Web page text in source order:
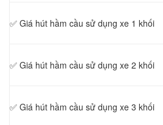
✅ Giá hút hầm cầu sử dụng xe 1 khối
✅ Giá hút hầm cầu sử dụng xe 2 khối
✅ Giá hút hầm cầu sử dụng xe 3 khối